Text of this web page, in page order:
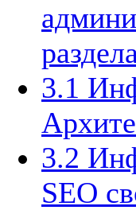
раздела
3.1
3.2
SEO